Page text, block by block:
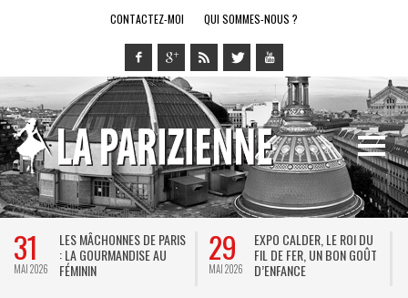
CONTACTEZ-MOI QUI SOMMES-NOUS ?
31
MAI 2026
LES MÂCHONNES DE PARIS
: LA GOURMANDISE AU
FÉMININ
29
MAI 2026
EXPO CALDER, LE ROI DU
FIL DE FER, UN BON GOÛT
D’ENFANCE